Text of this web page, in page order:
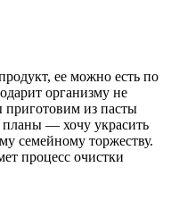
ее можно есть по
организму не
приготовим из пасты
— хочу украсить
семейному торжеству.
процесс очистки